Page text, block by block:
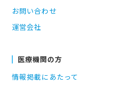
お問い合わせ
運営会社
医療機関の方
情報掲載にあたって